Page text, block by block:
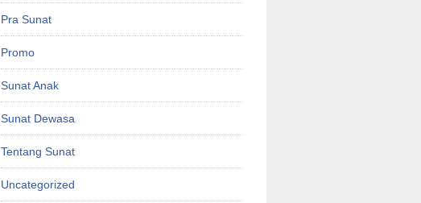
Pra Sunat
Promo
Sunat Anak
Sunat Dewasa
Tentang Sunat
Uncategorized